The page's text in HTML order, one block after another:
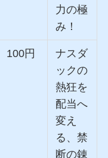
力の極
み！
100円
ナスダ
ックの
熱狂を
配当へ
変え
る、禁
断の錬